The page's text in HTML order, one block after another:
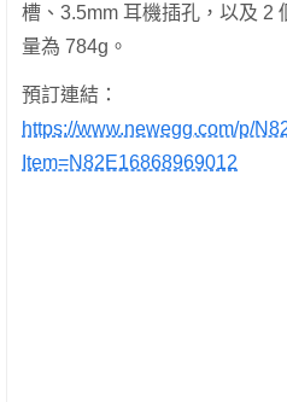
槽、3.5mm 耳機插孔，以及 2
量為 784g。
預訂連結：
https://www.newegg.com/p/
Item=N82E16868969012